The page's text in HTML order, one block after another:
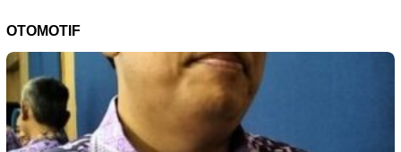
OTOMOTIF